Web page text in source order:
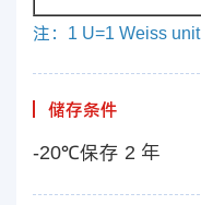
注：1 U=1 Weiss unit
储存条件
-20℃保存 2 年